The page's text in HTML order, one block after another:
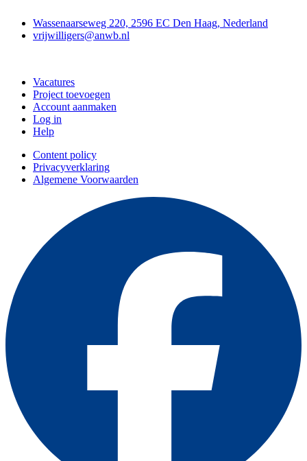
Wassenaarseweg 220, 2596 EC Den Haag, Nederland
vrijwilligers@anwb.nl
Vacatures
Project toevoegen
Account aanmaken
Log in
Help
Content policy
Privacyverklaring
Algemene Voorwaarden